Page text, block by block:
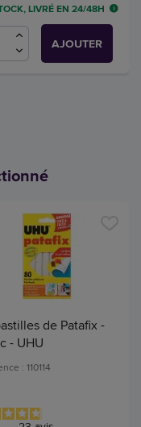
LIVRÉ EN 24/48H
AJOUTER
de Patafix -
- UHU
: 110114